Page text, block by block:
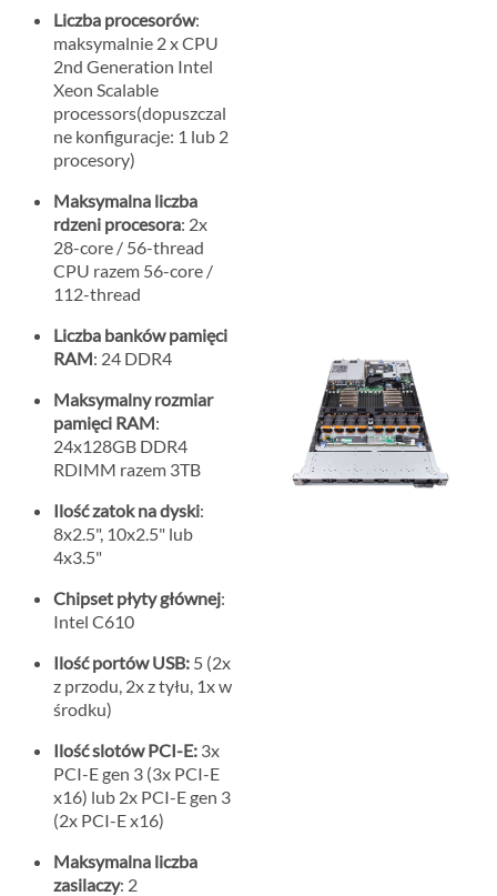
Liczba procesorów:
maksymalnie 2 x CPU
2nd Generation Intel
Xeon Scalable
processors(dopuszczal
ne konfiguracje: 1 lub 2
procesory)
Maksymalna liczba
rdzeni procesora: 2x
28-core / 56-thread
CPU razem 56-core /
112-thread
Liczba banków pamięci
RAM: 24 DDR4
Maksymalny rozmiar
pamięci RAM:
24x128GB DDR4
RDIMM razem 3TB
Ilość zatok na dyski:
8x2.5", 10x2.5" lub
4x3.5"
Chipset płyty głównej:
Intel C610
Ilość portów USB: 5 (2x
z przodu, 2x z tyłu, 1x w
środku)
Ilość slotów PCI-E: 3x
PCI-E gen 3 (3x PCI-E
x16) lub 2x PCI-E gen 3
(2x PCI-E x16)
Maksymalna liczba
zasilaczy: 2